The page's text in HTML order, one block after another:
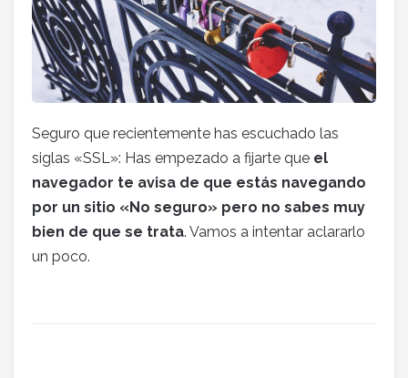
Seguro que recientemente has escuchado las
siglas «SSL»: Has empezado a fijarte que el
navegador te avisa de que estás navegando
por un sitio «No seguro» pero no sabes muy
bien de que se trata. Vamos a intentar aclararlo
un poco.